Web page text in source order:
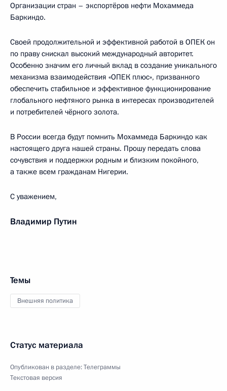
Организации стран – экспортёров нефти Мохаммеда
Баркиндо.
Своей продолжительной и эффективной работой в ОПЕК он
по праву снискал высокий международный авторитет.
Особенно значим его личный вклад в создание уникального
механизма взаимодействия «ОПЕК плюс», призванного
обеспечить стабильное и эффективное функционирование
глобального нефтяного рынка в интересах производителей
и потребителей чёрного золота.
В России всегда будут помнить Мохаммеда Баркиндо как
настоящего друга нашей страны. Прошу передать слова
сочувствия и поддержки родным и близким покойного,
а также всем гражданам Нигерии.
С уважением,
Владимир Путин
Темы
Внешняя политика
Статус материала
Опубликован в разделе:Телеграммы
Текстовая версия